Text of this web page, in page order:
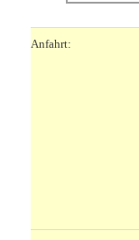
Anfahrt: